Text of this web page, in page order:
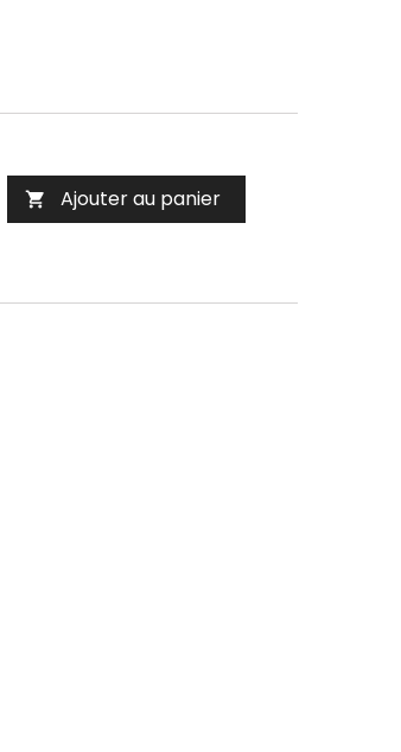
 Ajouter au panier